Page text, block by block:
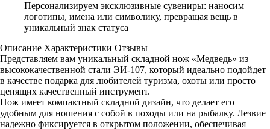
Персонализируем эксклюзивные сувениры: наносим
логотипы, имена или символику, превращая вещь в
уникальный знак статуса
Описание Характеристики Отзывы
Представляем вам уникальный складной нож «Медведь» из
высококачественной стали ЭИ-107, который идеально подойдет
в качестве подарка для любителей туризма, охоты или просто
ценящих качественный инструмент.
Нож имеет компактный складной дизайн, что делает его
удобным для ношения с собой в походы или на рыбалку. Лезвие
надежно фиксируется в открытом положении, обеспечивая